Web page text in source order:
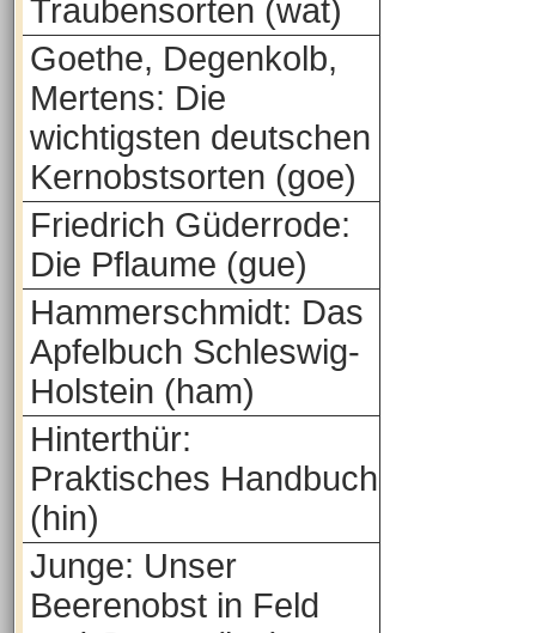
Traubensorten (wat)
Goethe, Degenkolb,
Mertens: Die
wichtigsten deutschen
Kernobstsorten (goe)
Friedrich Güderrode:
Die Pflaume (gue)
Hammerschmidt: Das
Apfelbuch Schleswig-
Holstein (ham)
Hinterthür:
Praktisches Handbuch
(hin)
Junge: Unser
Beerenobst in Feld